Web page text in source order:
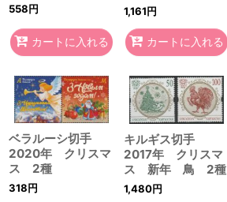
558円
カートに入れる
1,161円
カートに入れる
ベラルーシ切手
2020年 クリスマ
ス 2種
318円
キルギス切手
2017年 クリスマ
ス 新年 鳥 2種
1,480円